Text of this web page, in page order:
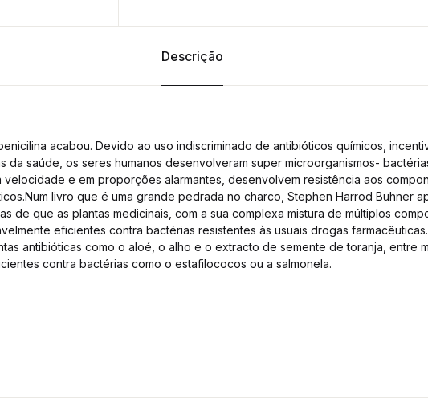
Descrição
acabou. Devido ao uso indiscriminado de antibióticos químicos,
da saúde, os seres humanos desenvolveram super microorganismos-
velocidade e em proporções alarmantes, desenvolvem resistência aos
livro que é uma grande pedrada no charco, Stephen Harrod Buhner
de que as plantas medicinais, com a sua complexa mistura de múltiplos
eficientes contra bactérias resistentes às usuais drogas
antibióticas como o aloé, o alho e o extracto de semente de toranja, entre
contra bactérias como o estafilococos ou a salmonela.